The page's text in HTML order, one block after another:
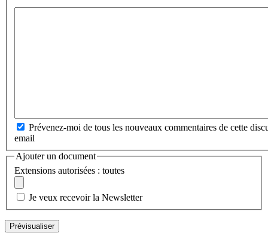
Prévenez-moi de tous les nouveaux commentaires de cette
email
Ajouter un document
Extensions autorisées : toutes
Je veux recevoir la Newsletter